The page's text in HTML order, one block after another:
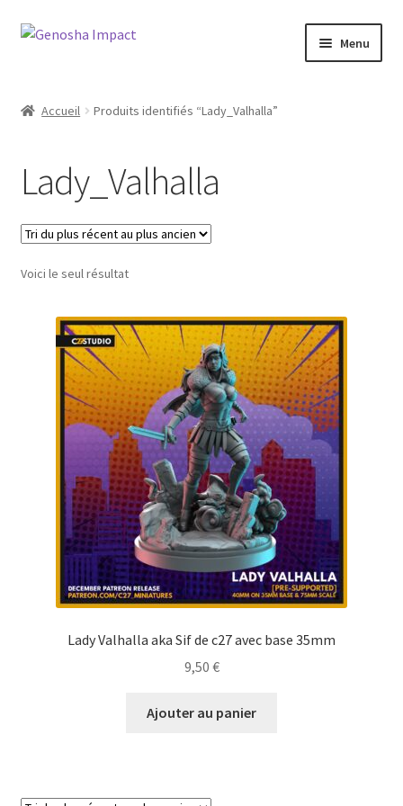
Aller
navigation
Aller
Menu
Checkout
My account
Shop
Wishlist
Accueil Produits identifiés “Lady_Valhalla”
Lady_Valhalla
Voici le seul résultat
Lady Valhalla aka Sif de c27 avec base 35mm
9,50 €
Ajouter au panier